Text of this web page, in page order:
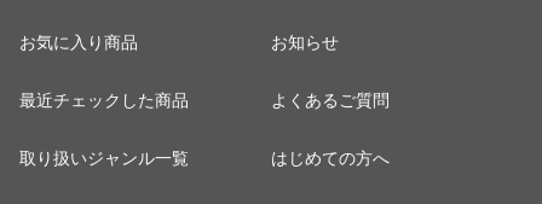
お気に入り商品
最近チェックした商品
取り扱いジャンル一覧
お知らせ
よくあるご質問
はじめての方へ